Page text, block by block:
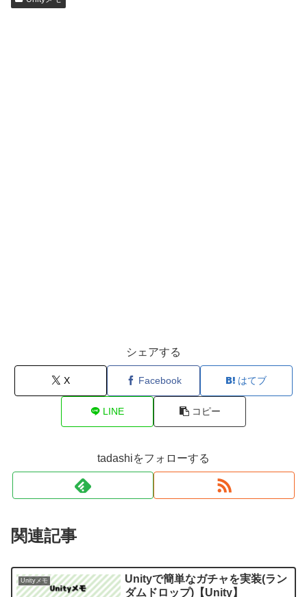
シェアする
X Facebook はてブ
LINE コピー
tadashiをフォローする
関連記事
Unityメモ
Unityで簡単なガチャを実装(ラン
ダムドロップ)【Unity】